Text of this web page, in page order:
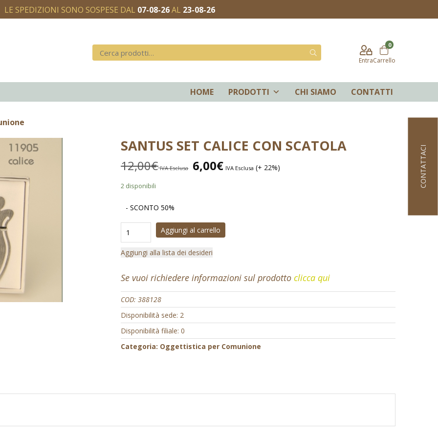
LE SPEDIZIONI SONO SOSPESE DAL 07-08-26AL 23-08-26
Entra
0
Carrello
HOME PRODOTTI CHI SIAMO CONTATTI
SANTUS SET CALICE CON SCATOLA
12,00€ IVA Esclusa 6,00€ IVA Esclusa (+ 22%)
2 disponibili
- SCONTO 50%
Aggiungi al carrello
Aggiungi alla lista dei desideri
Se vuoi richiedere informazioni sul prodottoclicca qui
COD:388128
Disponibilità sede: 2
Disponibilità filiale: 0
Categoria: Oggettistica per Comunione
CONTATTACI